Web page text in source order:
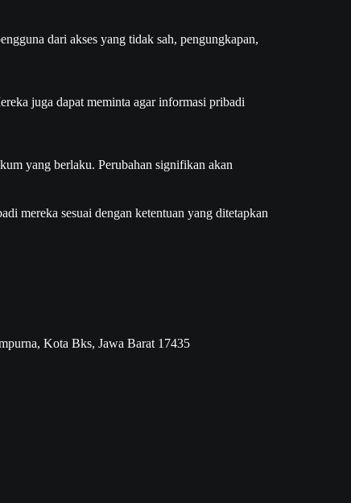
dari akses yang tidak sah, pengungkapan,
juga dapat meminta agar informasi pribadi
yang berlaku. Perubahan signifikan akan
mereka sesuai dengan ketentuan yang ditetapkan
Kota Bks, Jawa Barat 17435